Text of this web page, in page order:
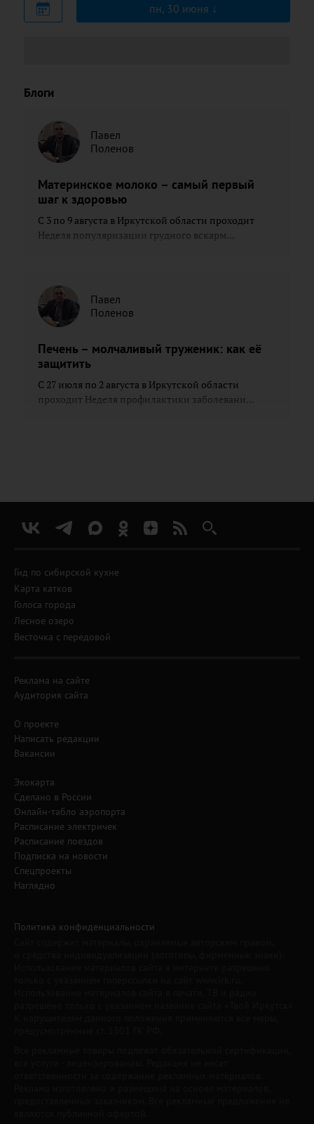
пн, 30 июня
Блоги
Павел
Поленов
Материнское молоко – самый первый
шаг к здоровью
С 3 по 9 августа в Иркутской области проходит
Неделя популяризации грудного вскарм...
Павел
Поленов
Печень – молчаливый труженик: как её
защитить
С 27 июля по 2 августа в Иркутской области
проходит Неделя профилактики заболевани...
Гид по сибирской кухне
Карта катков
Голоса города
Лесное озеро
Весточка с передовой
Реклама на сайте
Аудитория сайта
О проекте
Написать редакции
Вакансии
Экокарта
Сделано в России
Онлайн-табло аэропорта
Расписание электричек
Расписание поездов
Подписка на новости
Спецпроекты
Наглядно
Политика конфиденциальности